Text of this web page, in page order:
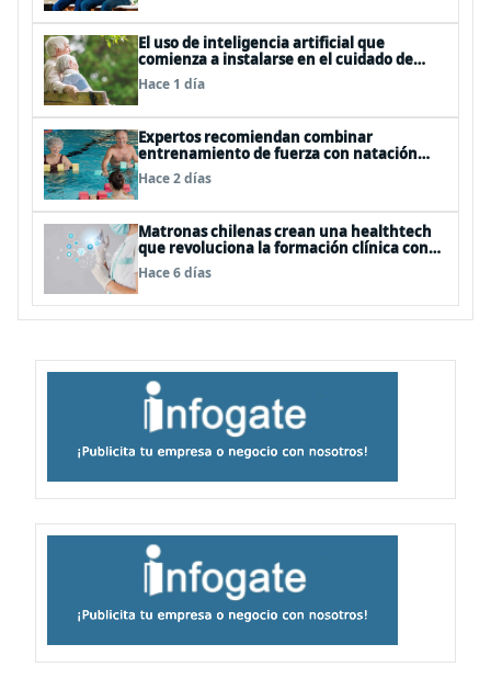
El uso de inteligencia artificial que
comienza a instalarse en el cuidado de
personas mayores
Hace 1 día
Expertos recomiendan combinar
entrenamiento de fuerza con natación
para fortalecer la salud
Hace 2 días
Matronas chilenas crean una healthtech
que revoluciona la formación clínica con
simuladores inteligentes
Hace 6 días